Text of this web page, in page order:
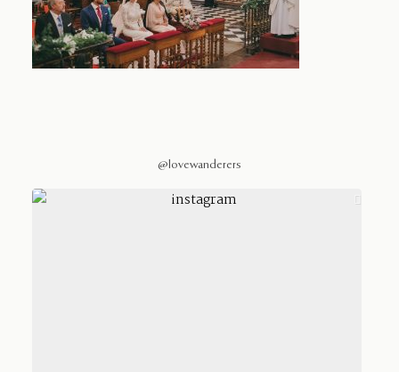
@lovewanderers
Sobre Nosotros